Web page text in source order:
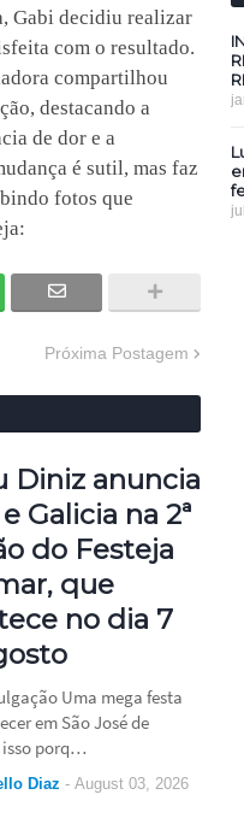
Gabi decidiu realizar
com o resultado.
compartilhou
destacando a
de dor e a
é sutil, mas faz
fotos que
Próxima Postagem
Diniz anuncia
Galicia na 2ª
do Festeja
que
no dia 7
Uma mega festa
em São José de
isso porq…
Diaz - August 03, 2026